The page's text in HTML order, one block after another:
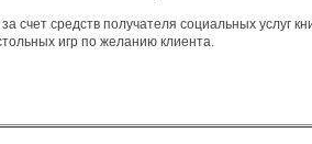
счет средств получателя социальных услуг
игр по желанию клиента.